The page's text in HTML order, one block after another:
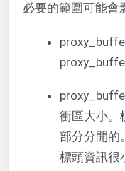
必要的範圍可能會
衝區大小。
部分分開的
標頭資訊很